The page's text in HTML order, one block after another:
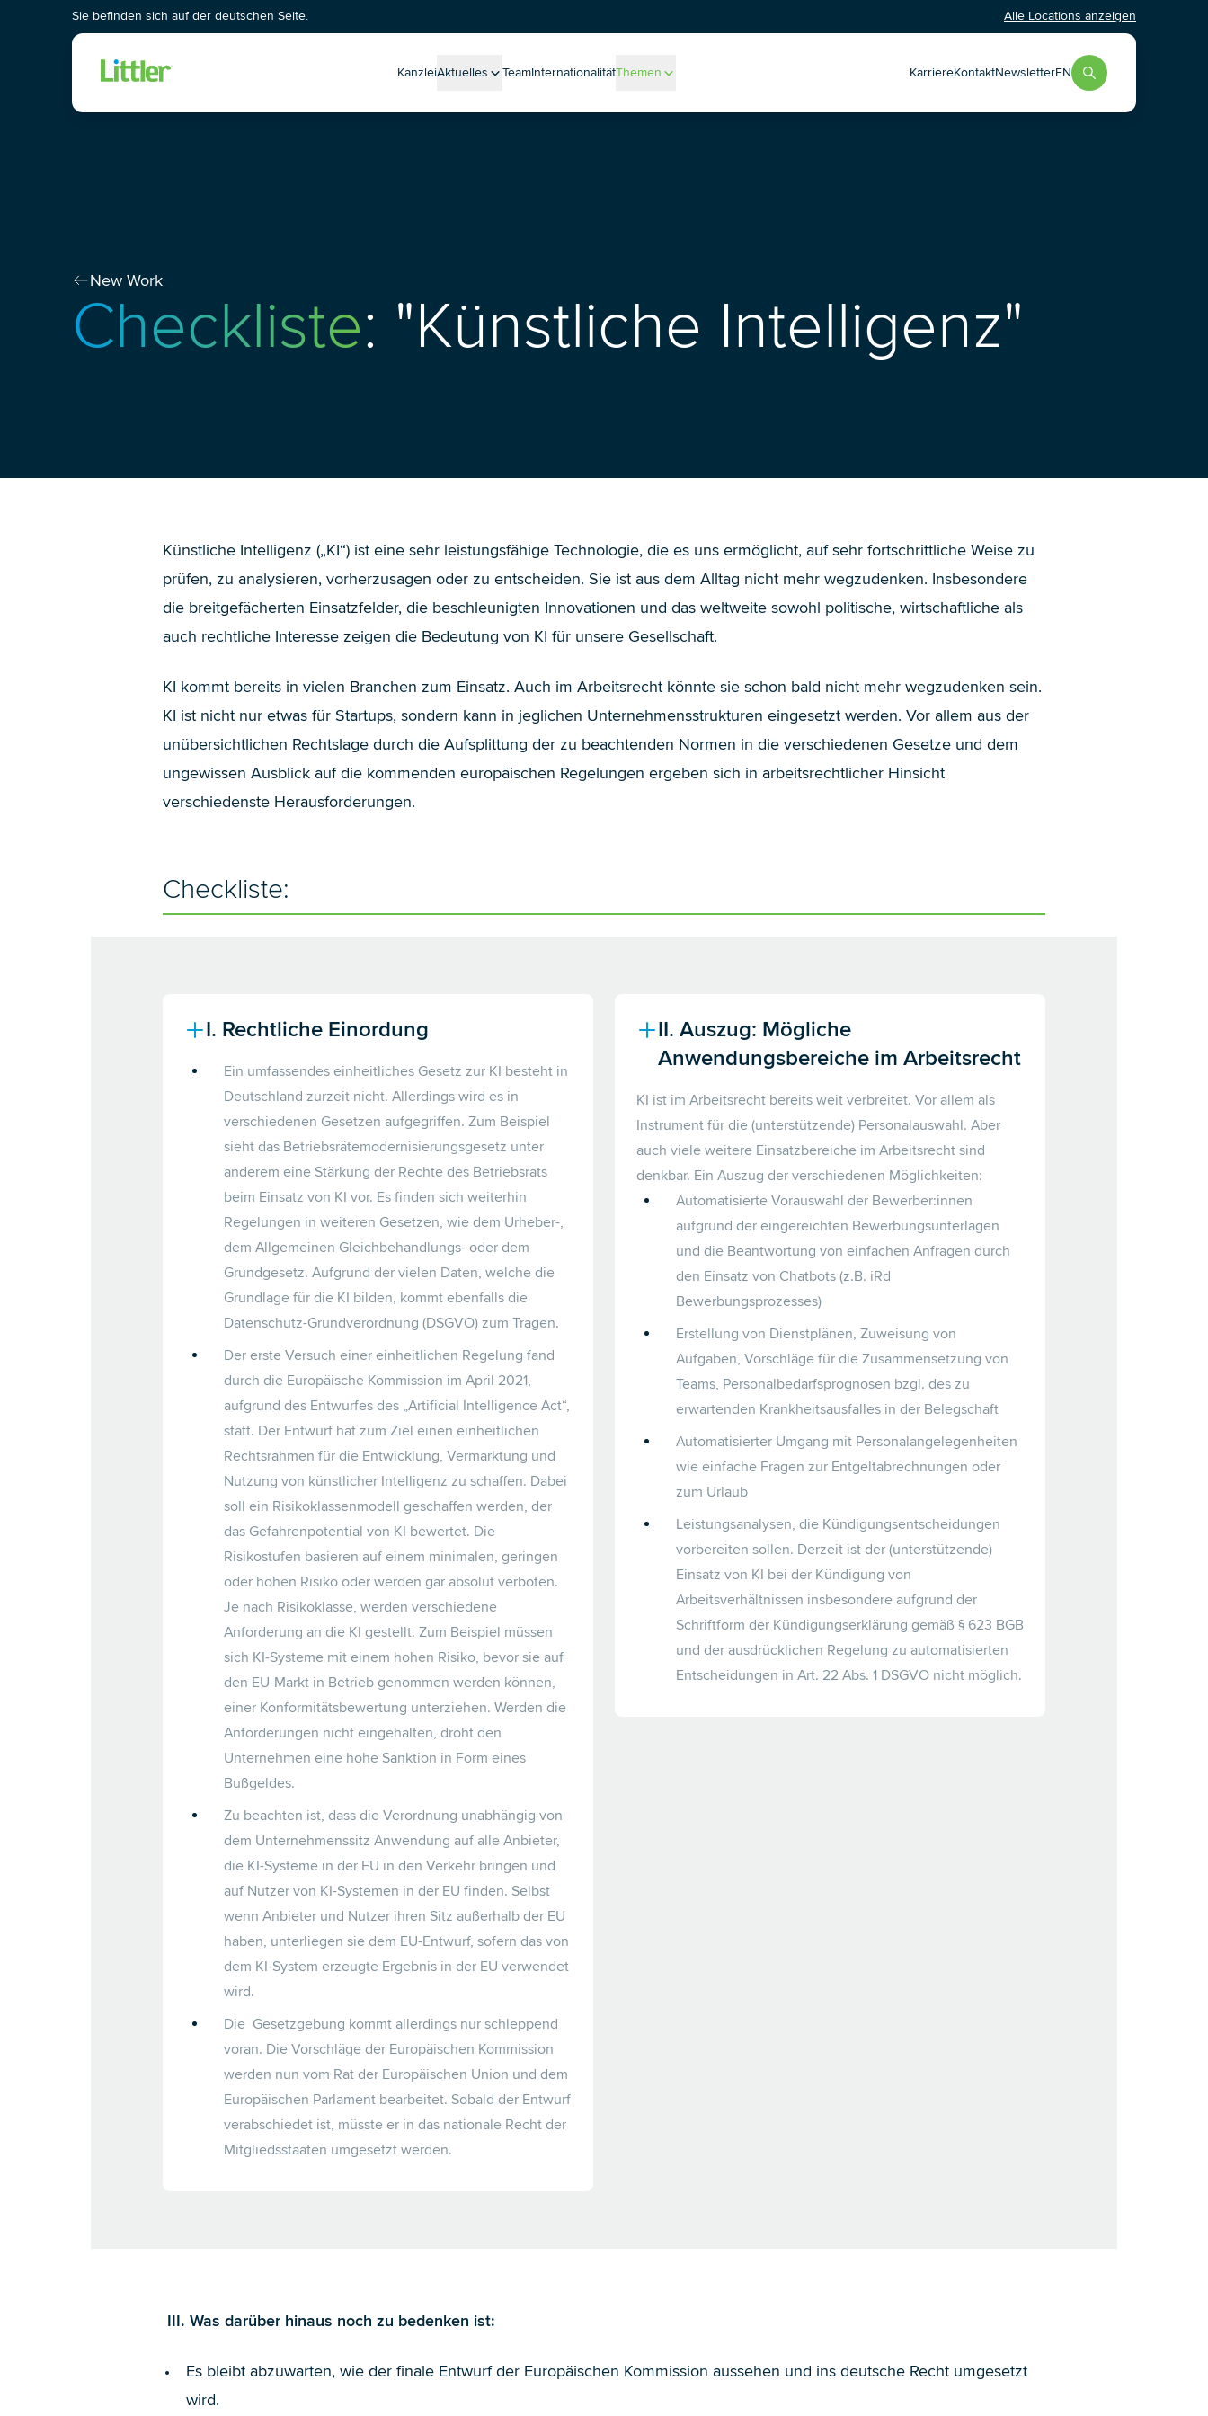
Sie befinden sich auf der deutschen Seite. Alle Locations anzeigen
KanzleiAktuelles TeamInternationalitätThemen
Legal-Tech-Einsatz bei Trennungsprozessen
Health Care
KarriereKontaktNewsletterEN
New Work
Checkliste: "Künstliche Intelligenz"
Künstliche Intelligenz („KI“) ist eine sehr leistungsfähige Technologie, die es uns ermöglicht, auf sehr fortschrittliche Weise zu
prüfen, zu analysieren, vorherzusagen oder zu entscheiden. Sie ist aus dem Alltag nicht mehr wegzudenken. Insbesondere
die breitgefächerten Einsatzfelder, die beschleunigten Innovationen und das weltweite sowohl politische, wirtschaftliche als
auch rechtliche Interesse zeigen die Bedeutung von KI für unsere Gesellschaft.
KI kommt bereits in vielen Branchen zum Einsatz. Auch im Arbeitsrecht könnte sie schon bald nicht mehr wegzudenken sein.
KI ist nicht nur etwas für Startups, sondern kann in jeglichen Unternehmensstrukturen eingesetzt werden. Vor allem aus der
unübersichtlichen Rechtslage durch die Aufsplittung der zu beachtenden Normen in die verschiedenen Gesetze und dem
ungewissen Ausblick auf die kommenden europäischen Regelungen ergeben sich in arbeitsrechtlicher Hinsicht
verschiedenste Herausforderungen.
Checkliste:
I. Rechtliche Einordung
Ein umfassendes einheitliches Gesetz zur KI besteht in
Deutschland zurzeit nicht. Allerdings wird es in
verschiedenen Gesetzen aufgegriffen. Zum Beispiel
sieht das Betriebsrätemodernisierungsgesetz unter
anderem eine Stärkung der Rechte des Betriebsrats
beim Einsatz von KI vor. Es finden sich weiterhin
Regelungen in weiteren Gesetzen, wie dem Urheber-,
dem Allgemeinen Gleichbehandlungs- oder dem
Grundgesetz. Aufgrund der vielen Daten, welche die
Grundlage für die KI bilden, kommt ebenfalls die
Datenschutz-Grundverordnung (DSGVO) zum Tragen.
Der erste Versuch einer einheitlichen Regelung fand
durch die Europäische Kommission im April 2021,
aufgrund des Entwurfes des „Artificial Intelligence Act“,
statt. Der Entwurf hat zum Ziel einen einheitlichen
Rechtsrahmen für die Entwicklung, Vermarktung und
Nutzung von künstlicher Intelligenz zu schaffen. Dabei
soll ein Risikoklassenmodell geschaffen werden, der
das Gefahrenpotential von KI bewertet. Die
Risikostufen basieren auf einem minimalen, geringen
oder hohen Risiko oder werden gar absolut verboten.
Je nach Risikoklasse, werden verschiedene
Anforderung an die KI gestellt. Zum Beispiel müssen
sich KI-Systeme mit einem hohen Risiko, bevor sie auf
den EU-Markt in Betrieb genommen werden können,
einer Konformitätsbewertung unterziehen. Werden die
Anforderungen nicht eingehalten, droht den
Unternehmen eine hohe Sanktion in Form eines
Bußgeldes.
Zu beachten ist, dass die Verordnung unabhängig von
dem Unternehmenssitz Anwendung auf alle Anbieter,
die KI-Systeme in der EU in den Verkehr bringen und
auf Nutzer von KI-Systemen in der EU finden. Selbst
wenn Anbieter und Nutzer ihren Sitz außerhalb der EU
haben, unterliegen sie dem EU-Entwurf, sofern das von
dem KI-System erzeugte Ergebnis in der EU verwendet
wird.
Die Gesetzgebung kommt allerdings nur schleppend
voran. Die Vorschläge der Europäischen Kommission
werden nun vom Rat der Europäischen Union und dem
Europäischen Parlament bearbeitet. Sobald der Entwurf
verabschiedet ist, müsste er in das nationale Recht der
Mitgliedsstaaten umgesetzt werden.
II. Auszug: Mögliche
Anwendungsbereiche im Arbeitsrecht
KI ist im Arbeitsrecht bereits weit verbreitet. Vor allem als
Instrument für die (unterstützende) Personalauswahl. Aber
auch viele weitere Einsatzbereiche im Arbeitsrecht sind
denkbar. Ein Auszug der verschiedenen Möglichkeiten:
Automatisierte Vorauswahl der Bewerber:innen
aufgrund der eingereichten Bewerbungsunterlagen
und die Beantwortung von einfachen Anfragen durch
den Einsatz von Chatbots (z.B. iRd
Bewerbungsprozesses)
Erstellung von Dienstplänen, Zuweisung von
Aufgaben, Vorschläge für die Zusammensetzung von
Teams, Personalbedarfsprognosen bzgl. des zu
erwartenden Krankheitsausfalles in der Belegschaft
Automatisierter Umgang mit Personalangelegenheiten
wie einfache Fragen zur Entgeltabrechnungen oder
zum Urlaub
Leistungsanalysen, die Kündigungsentscheidungen
vorbereiten sollen. Derzeit ist der (unterstützende)
Einsatz von KI bei der Kündigung von
Arbeitsverhältnissen insbesondere aufgrund der
Schriftform der Kündigungserklärung gemäß § 623 BGB
und der ausdrücklichen Regelung zu automatisierten
Entscheidungen in Art. 22 Abs. 1 DSGVO nicht möglich.
III. Was darüber hinaus noch zu bedenken ist:
Es bleibt abzuwarten, wie der finale Entwurf der Europäischen Kommission aussehen und ins deutsche Recht umgesetzt
wird.